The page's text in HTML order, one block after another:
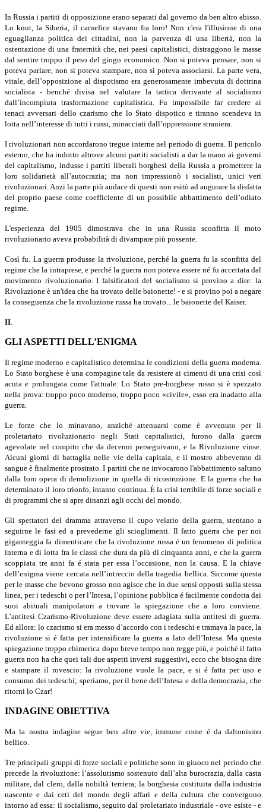
In Russia i partiti di opposizione erano separati dal governo da ben altro abisso.
Lo knut, la Siberia, il carnefice stavano fra loro! Non c'era l'illusione di una
eguaglianza politica dei cittadini, non la parvenza di una libertà, non la
ostentazione di una fraternità che, nei paesi capitalistici, distraggono le masse
dal sentire troppo il peso del giogo economico. Non si poteva pensare, non si
poteva parlare, non si poteva stampare, non si poteva associarsi. La parte vera,
vitale, dell’opposizione al dispotismo era generosamente imbevuta di dottrina
socialista - benché divisa nel valutare la tattica derivante al socialismo
dall’incompiuta trasformazione capitalistica. Fu impossibile far credere ai
tenaci avversari dello czarismo che lo Stato dispotico e tiranno scendeva in
lotta nell’interesse di tutti i russi, minacciati dall’oppressione straniera.
I rivoluzionari non accordarono tregue interne nel periodo di guerra. Il pericolo
esterno, che ha indotto altrove alcuni partiti socialisti a dar la mano ai governi
del capitalismo, indusse i partiti liberali borghesi della Russia a promettere la
loro solidarietà all’autocrazia; ma non impressionò i socialisti, unici veri
rivoluzionari. Anzi la parte più audace di questi non esitò ad augurare la disfatta
del proprio paese come coefficiente dl un possibile abbattimento dell’odiato
regime.
L'esperienza del 1905 dimostrava che in una Russia sconfitta il moto
rivoluzionario aveva probabilità di divampare più possente.
Così fu. La guerra produsse la rivoluzione, perché la guerra fu la sconfitta del
regime che la intraprese, e perché la guerra non poteva essere né fu accettata dal
movimento rivoluzionario. I falsificatori del socialismo si provino a dire: la
Rivoluzione è un'idea che ha trovato delle baionette! - e si provino poi a negare
la conseguenza che la rivoluzione russa ha trovato... le baionette del Kaiser.
II.
GLI ASPETTI DELL’ENIGMA
Il regime moderno e capitalistico determina le condizioni della guerra moderna.
Lo Stato borghese è una compagine tale da resistere ai cimenti di una crisi così
acuta e prolungata come l'attuale. Lo Stato pre-borghese russo si è spezzato
nella prova: troppo poco moderno, troppo poco «civile», esso era inadatto alla
guerra.
Le forze che lo minavano, anziché attenuarsi come é avvenuto per il
proletariato rivoluzionario negli Stati capitalistici, furono dalla guerra
agevolate nel compito che da decenni perseguivano, e la Rivoluzione vinse.
Alcuni giorni di battaglia nelle vie della capitala, e il mostro abbeverato di
sangue è finalmente prostrato. I partiti che ne invocarono l'abbattimento saltano
dalla loro opera di demolizione in quella di ricostruzione. E la guerra che ha
determinato il loro trionfo, intanto continua. È la crisi terribile di forze sociali e
di programmi che si apre dinanzi agli occhi del mondo.
Gli spettatori del dramma attraverso il cupo velario della guerra, sten­tano a
seguirne le fasi ed a prevederne gli scioglimenti. Il fatto guerra che per noi
giganteggia fa dimenticare che la rivoluzione russa é un feno­meno di politica
interna e di lotta fra le classi che dura da più di cinquanta anni, e che la guerra
scoppiata tre anni fa é stata per essa l’occasione, non la causa. E la chiave
dell’enigma viene cercata nell’intreccio della tragedia bellica. Siccome questa
per le masse che bevono grosso non agisce che in due sensi opposti sulla stessa
linea, per i tedeschi o per l’Intesa, l’opinione pubblica é facilmente condotta dai
suoi abituali manipolatori a trovare la spiegazione che a loro conviene.
L’antitesi Czarismo-Rivoluzione deve essere adagiata sulla antitesi di guerra.
Ed allora: lo czarismo si era messo d’ac­cordo con i tedeschi e tramava la pace, la
rivoluzione si é fatta per intensi­ficare la guerra a lato dell’Intesa. Ma questa
spiegazione troppo chimerica dopo breve tempo non regge più, e poiché il fatto
guerra non ha che quei tali due aspetti inversi suggestivi, ecco che bisogna dire
e stampare il rovescio: la rivoluzione vuole la pace, e si é fatta per uso e
consumo dei tedeschi; speriamo, per il bene dell’Intesa e della democrazia, che
ritorni lo Czar!
INDAGINE OBIETTIVA
Ma la nostra indagine segue ben altre vie, immune come é da daltonismo
bellico.
Tre principali gruppi di forze sociali e politiche sono in giuoco nel periodo che
precede la rivoluzione: l’assolutismo sostenuto dall’alta burocrazia, dalla casta
militare, dal clero, dalla nobiltà terriera; la borghesia costituita dalla industria
nascente e dai ceti del mondo degli affari e della cultura che con­vergono
intorno ad essa: il socialismo, seguito dal proletariato industriale - ove esiste - e